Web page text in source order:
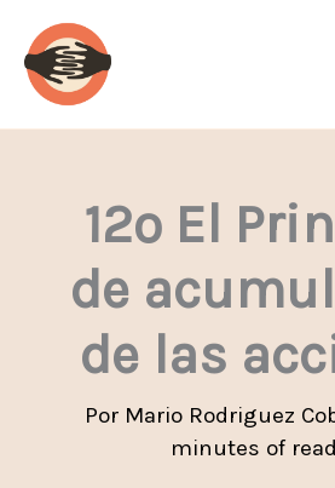
contenido
12º El
de
de las
Por Mario Rodriguez
minutes of